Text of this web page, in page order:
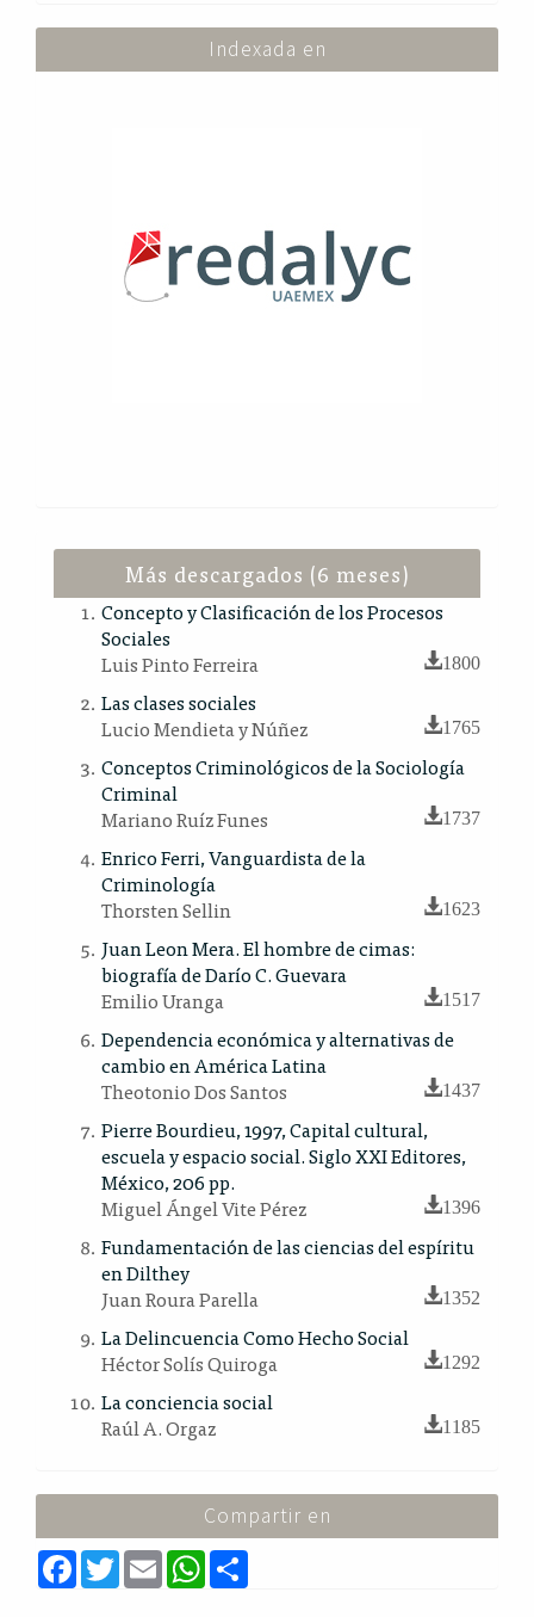
Indexada en
Más descargados (6 meses)
Concepto y Clasificación de los Procesos
Sociales
Luis Pinto Ferreira
1800
Las clases sociales
Lucio Mendieta y Núñez
1765
Conceptos Criminológicos de la Sociología
Criminal
Mariano Ruíz Funes
1737
Enrico Ferri, Vanguardista de la
Criminología
Thorsten Sellin
1623
Juan Leon Mera. El hombre de cimas:
biografía de Darío C. Guevara
Emilio Uranga
1517
Dependencia económica y alternativas de
cambio en América Latina
Theotonio Dos Santos
1437
Pierre Bourdieu, 1997, Capital cultural,
escuela y espacio social. Siglo XXI Editores,
México, 206 pp.
Miguel Ángel Vite Pérez
1396
Fundamentación de las ciencias del espíritu
en Dilthey
Juan Roura Parella
1352
La Delincuencia Como Hecho Social
Héctor Solís Quiroga
1292
La conciencia social
Raúl A. Orgaz
1185
Compartir en
F
a
c
T
w
E
m
a
W
h
a